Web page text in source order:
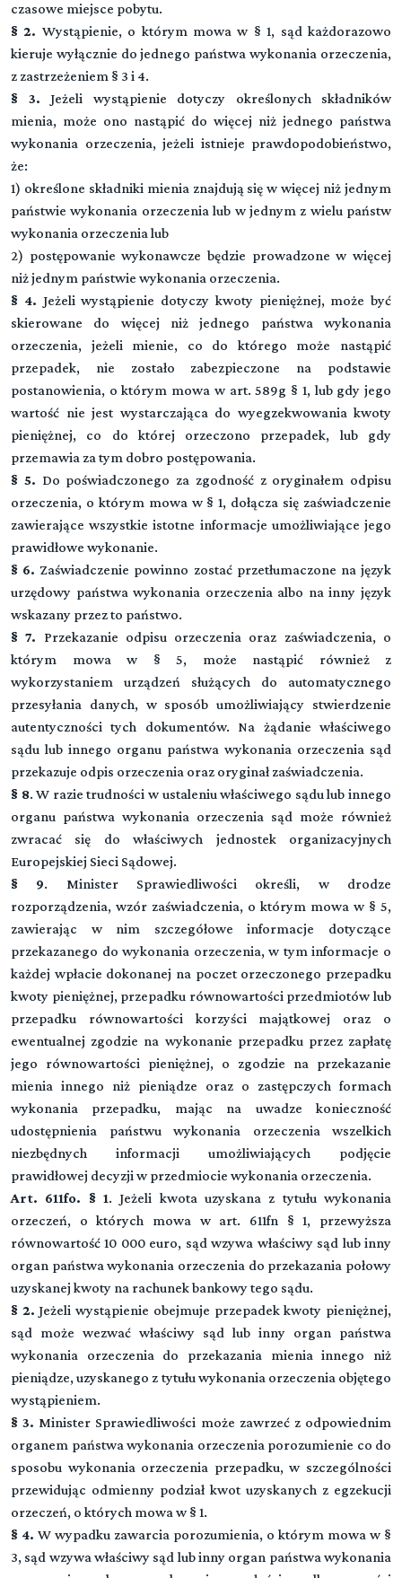
czasowe miejsce pobytu.
§ 2. Wystąpienie, o którym mowa w § 1, sąd każdorazowo
kieruje wyłącznie do jednego państwa wykonania orzeczenia,
z zastrzeżeniem § 3 i 4.
§ 3. Jeżeli wystąpienie dotyczy określonych składników
mienia, może ono nastąpić do więcej niż jednego państwa
wykonania orzeczenia, jeżeli istnieje prawdopodobieństwo,
że:
1) określone składniki mienia znajdują się w więcej niż jednym
państwie wykonania orzeczenia lub w jednym z wielu państw
wykonania orzeczenia lub
2) postępowanie wykonawcze będzie prowadzone w więcej
niż jednym państwie wykonania orzeczenia.
§ 4. Jeżeli wystąpienie dotyczy kwoty pieniężnej, może być
skierowane do więcej niż jednego państwa wykonania
orzeczenia, jeżeli mienie, co do którego może nastąpić
przepadek, nie zostało zabezpieczone na podstawie
postanowienia, o którym mowa w art. 589g § 1, lub gdy jego
wartość nie jest wystarczająca do wyegzekwowania kwoty
pieniężnej, co do której orzeczono przepadek, lub gdy
przemawia za tym dobro postępowania.
§ 5. Do poświadczonego za zgodność z oryginałem odpisu
orzeczenia, o którym mowa w § 1, dołącza się zaświadczenie
zawierające wszystkie istotne informacje umożliwiające jego
prawidłowe wykonanie.
§ 6. Zaświadczenie powinno zostać przetłumaczone na język
urzędowy państwa wykonania orzeczenia albo na inny język
wskazany przez to państwo.
§ 7. Przekazanie odpisu orzeczenia oraz zaświadczenia, o
którym mowa w § 5, może nastąpić również z
wykorzystaniem urządzeń służących do automatycznego
przesyłania danych, w sposób umożliwiający stwierdzenie
autentyczności tych dokumentów. Na żądanie właściwego
sądu lub innego organu państwa wykonania orzeczenia sąd
przekazuje odpis orzeczenia oraz oryginał zaświadczenia.
§ 8. W razie trudności w ustaleniu właściwego sądu lub innego
organu państwa wykonania orzeczenia sąd może również
zwracać się do właściwych jednostek organizacyjnych
Europejskiej Sieci Sądowej.
§ 9. Minister Sprawiedliwości określi, w drodze
rozporządzenia, wzór zaświadczenia, o którym mowa w § 5,
zawierając w nim szczegółowe informacje dotyczące
przekazanego do wykonania orzeczenia, w tym informacje o
każdej wpłacie dokonanej na poczet orzeczonego przepadku
kwoty pieniężnej, przepadku równowartości przedmiotów lub
przepadku równowartości korzyści majątkowej oraz o
ewentualnej zgodzie na wykonanie przepadku przez zapłatę
jego równowartości pieniężnej, o zgodzie na przekazanie
mienia innego niż pieniądze oraz o zastępczych formach
wykonania przepadku, mając na uwadze konieczność
udostępnienia państwu wykonania orzeczenia wszelkich
niezbędnych informacji umożliwiających podjęcie
prawidłowej decyzji w przedmiocie wykonania orzeczenia.
Art. 611fo. § 1. Jeżeli kwota uzyskana z tytułu wykonania
orzeczeń, o których mowa w art. 611fn § 1, przewyższa
równowartość 10 000 euro, sąd wzywa właściwy sąd lub inny
organ państwa wykonania orzeczenia do przekazania połowy
uzyskanej kwoty na rachunek bankowy tego sądu.
§ 2. Jeżeli wystąpienie obejmuje przepadek kwoty pieniężnej,
sąd może wezwać właściwy sąd lub inny organ państwa
wykonania orzeczenia do przekazania mienia innego niż
pieniądze, uzyskanego z tytułu wykonania orzeczenia objętego
wystąpieniem.
§ 3. Minister Sprawiedliwości może zawrzeć z odpowiednim
organem państwa wykonania orzeczenia porozumienie co do
sposobu wykonania orzeczenia przepadku, w szczególności
przewidując odmienny podział kwot uzyskanych z egzekucji
orzeczeń, o których mowa w § 1.
§ 4. W wypadku zawarcia porozumienia, o którym mowa w §
3, sąd wzywa właściwy sąd lub inny organ państwa wykonania
Kodeks postępowania karnego
Dział I (art. 1-23)
Przepisy wstępne
Przeczytaj zawartość działu